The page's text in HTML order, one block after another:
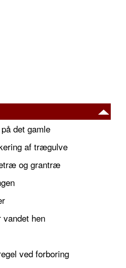
det gamle
af trægulve
og grantræ
hen
ved forboring